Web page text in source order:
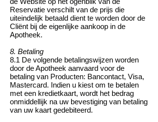
Reservatie verschilt van de prijs die
uiteindelijk betaald dient te worden door de
Cliënt bij de eigenlijke aankoop in de
Apotheek.
8. Betaling
8.1 De volgende betalingswijzen worden
door de Apotheek aanvaard voor de
betaling van Producten: Bancontact, Visa,
Mastercard. Indien u kiest om te betalen
met een kredietkaart, wordt het bedrag
onmiddellijk na uw bevestiging van betaling
van uw kaart gedebiteerd.